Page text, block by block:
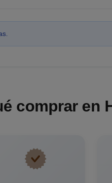
comprar en